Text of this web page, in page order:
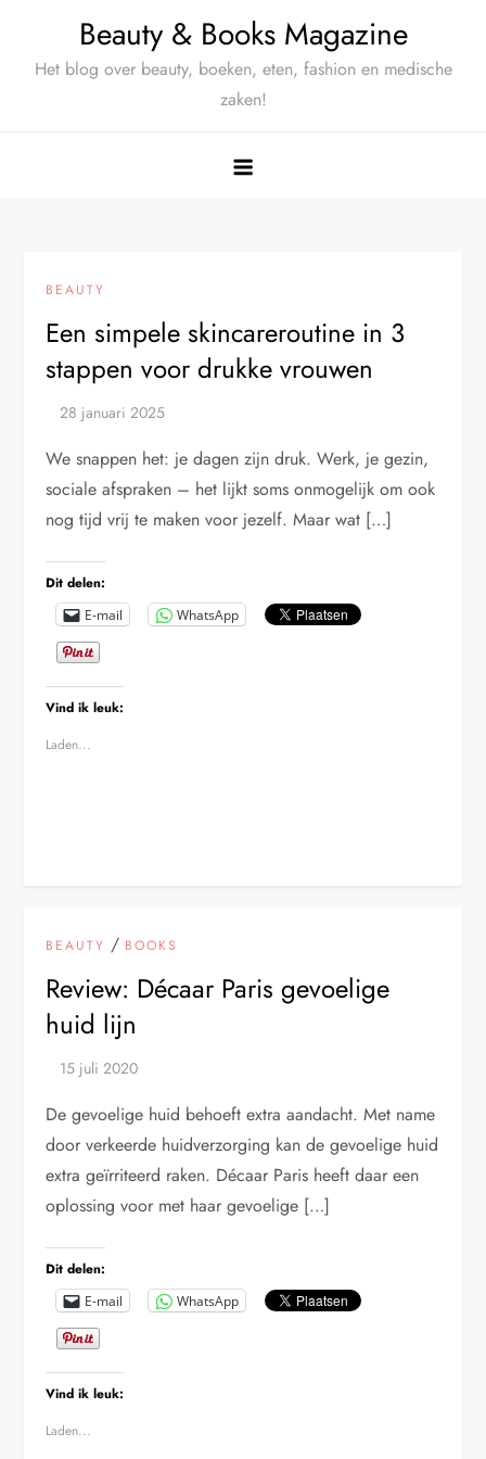
Beauty & Books Magazine
Het blog over beauty, boeken, eten, fashion en medische
zaken!
BEAUTY
Een simpele skincareroutine in 3
stappen voor drukke vrouwen
We snappen het: je dagen zijn druk. Werk, je gezin,
sociale afspraken – het lijkt soms onmogelijk om ook
nog tijd vrij te maken voor jezelf. Maar wat […]
Dit delen:
E-mail WhatsApp
Vind ik leuk:
Laden...
BEAUTY / BOOKS
Review: Décaar Paris gevoelige
huid lijn
De gevoelige huid behoeft extra aandacht. Met name
door verkeerde huidverzorging kan de gevoelige huid
extra geïrriteerd raken. Décaar Paris heeft daar een
oplossing voor met haar gevoelige […]
Dit delen:
E-mail WhatsApp
Vind ik leuk:
Laden...